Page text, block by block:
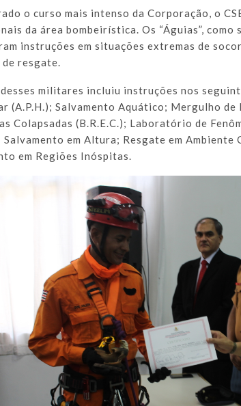
o curso mais intenso da Corporação, o
da área bombeirística. Os “Águias”, como
instruções em situações extremas de
resgate.
militares incluiu instruções nos
(A.P.H.); Salvamento Aquático; Mergulho de
Colapsadas (B.R.E.C.); Laboratório de
Salvamento em Altura; Resgate em
em Regiões Inóspitas.